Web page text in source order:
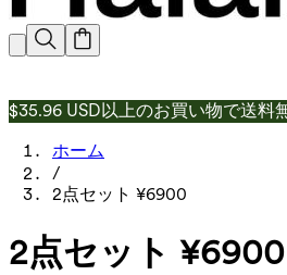
$35.96 USD以上のお買い物で送料
ホーム
/
2点セット ¥6900
2点セット ¥6900